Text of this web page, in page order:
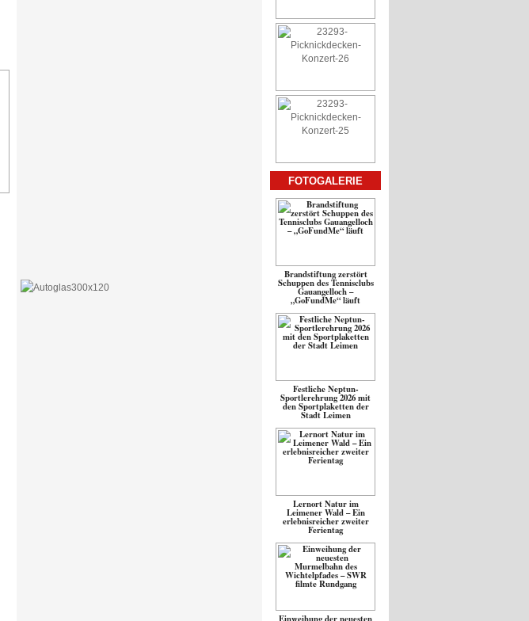
FOTOGALERIE
Brandstiftung zerstört
Schuppen des Tennisclubs
Gauangelloch –
„GoFundMe“ läuft
Festliche Neptun-
Sportlerehrung 2026 mit
den Sportplaketten der
Stadt Leimen
Lernort Natur im
Leimener Wald – Ein
erlebnisreicher zweiter
Ferientag